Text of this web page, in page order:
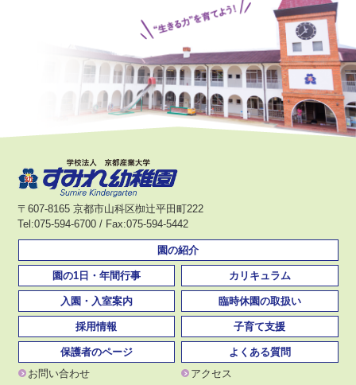
〒607-8165 京都市山科区椥辻平田町222
Tel:075-594-6700 / Fax:075-594-5442
園の紹介
カリキュラム
園の1日・年間行事
臨時休園の取扱い
入園・入室案内
子育て支援
採用情報
よくある質問
保護者のページ
アクセス
お問い合わせ